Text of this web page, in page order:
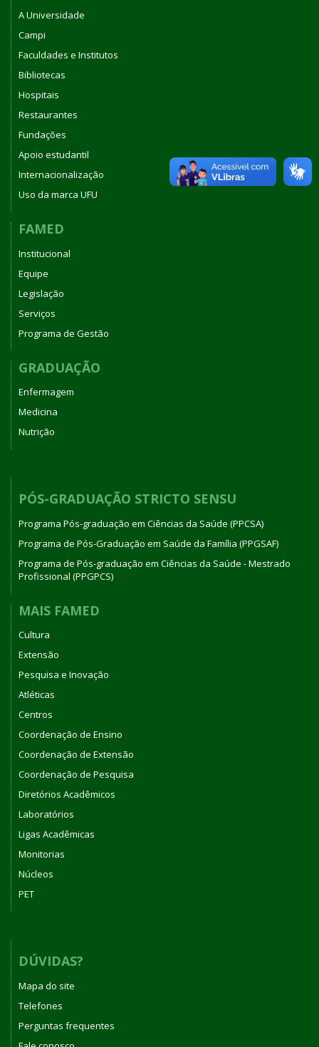
A Universidade
Campi
Faculdades e Institutos
Bibliotecas
Hospitais
Restaurantes
Fundações
Apoio estudantil
Internacionalização
Uso da marca UFU
FAMED
Institucional
Equipe
Legislação
Serviços
Programa de Gestão
GRADUAÇÃO
Enfermagem
Medicina
Nutrição
PÓS-GRADUAÇÃO STRICTO SENSU
Programa Pós-graduação em Ciências da Saúde (PPCSA)
Programa de Pós-Graduação em Saúde da Família (PPGSAF)
Programa de Pós-graduação em Ciências da Saúde - Mestrado
Profissional (PPGPCS)
MAIS FAMED
Cultura
Extensão
Pesquisa e Inovação
Atléticas
Centros
Coordenação de Ensino
Coordenação de Extensão
Coordenação de Pesquisa
Diretórios Acadêmicos
Laboratórios
Ligas Acadêmicas
Monitorias
Núcleos
PET
DÚVIDAS?
Mapa do site
Telefones
Perguntas frequentes